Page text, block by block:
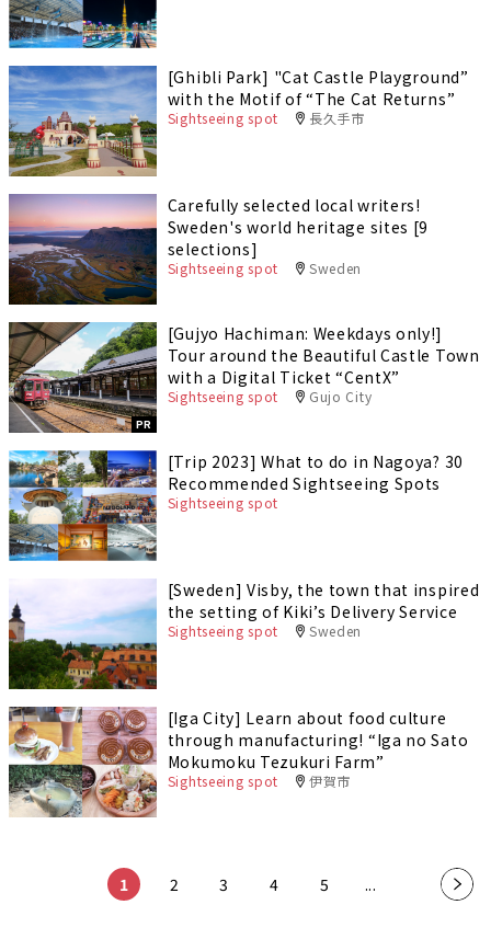
[Ghibli Park] "Cat Castle Playground”
with the Motif of “The Cat Returns”
Sightseeing spot 長久手市
Carefully selected local writers!
Sweden's world heritage sites [9
selections]
Sightseeing spot Sweden
PR
[Gujyo Hachiman: Weekdays only!]
Tour around the Beautiful Castle Town
with a Digital Ticket “CentX”
Sightseeing spot Gujo City
[Trip 2023] What to do in Nagoya? 30
Recommended Sightseeing Spots
Sightseeing spot
[Sweden] Visby, the town that inspired
the setting of Kiki’s Delivery Service
Sightseeing spot Sweden
[Iga City] Learn about food culture
through manufacturing! “Iga no Sato
Mokumoku Tezukuri Farm”
Sightseeing spot 伊賀市
1 2 3 4 5 ... »